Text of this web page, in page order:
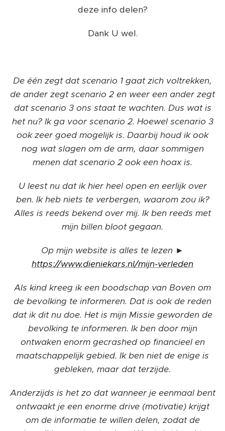
deze info delen?
Dank U wel.
De één zegt dat scenario 1 gaat zich voltrekken,
de ander zegt scenario 2 en weer een ander zegt
dat scenario 3 ons staat te wachten. Dus wat is
het nu? Ik ga voor scenario 2. Hoewel scenario 3
ook zeer goed mogelijk is. Daarbij houd ik ook
nog wat slagen om de arm, daar sommigen
menen dat scenario 2 ook een hoax is.
U leest nu dat ik hier heel open en eerlijk over
ben. Ik heb niets te verbergen, waarom zou ik?
Alles is reeds bekend over mij. Ik ben reeds met
mijn billen bloot gegaan.
Op mijn website is alles te lezen ►
https://www.dieniekars.nl/mijn-verleden
Als kind kreeg ik een boodschap van Boven om
de bevolking te informeren. Dat is ook de reden
dat ik dit nu doe. Het is mijn Missie geworden de
bevolking te informeren. Ik ben door mijn
ontwaken enorm gecrashed op financieel en
maatschappelijk gebied. Ik ben niet de enige is
gebleken, maar dat terzijde.
Anderzijds is het zo dat wanneer je eenmaal bent
ontwaakt je een enorme drive (motivatie) krijgt
om de informatie te willen delen, zodat de